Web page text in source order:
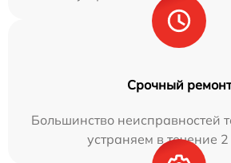
Срочный ремонт
Большинство неисправностей
устраняем в течение 2